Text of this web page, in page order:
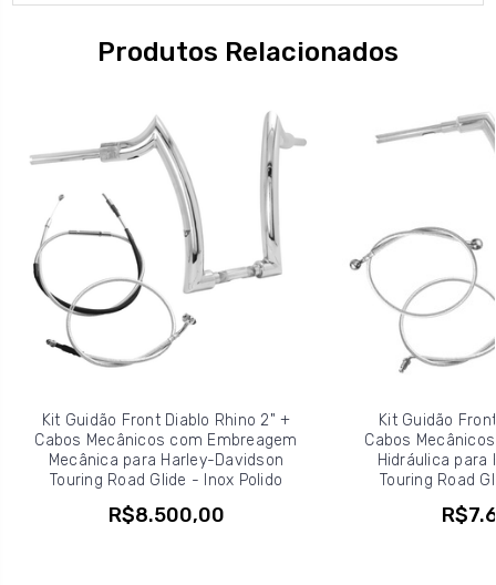
Produtos Relacionados
Kit Guidão Front Diablo Rhino 2" +
Cabos Mecânicos com Embreagem
Mecânica para Harley-Davidson
Touring Road Glide - Inox Polido
R$8.500,00
Kit Guidão
Cabos
Hidráulica para
Touring Road